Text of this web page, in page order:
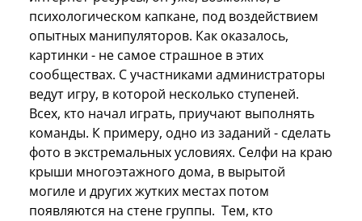
психологическом капкане, под воздействием
опытных манипуляторов. Как оказалось,
картинки - не самое страшное в этих
сообществах. С участниками администраторы
ведут игру, в которой несколько ступеней.
Всех, кто начал играть, приучают выполнять
команды. К примеру, одно из заданий - сделать
фото в экстремальных условиях. Селфи на краю
крыши многоэтажного дома, в вырытой
могиле и других жутких местах потом
появляются на стене группы. Тем, кто